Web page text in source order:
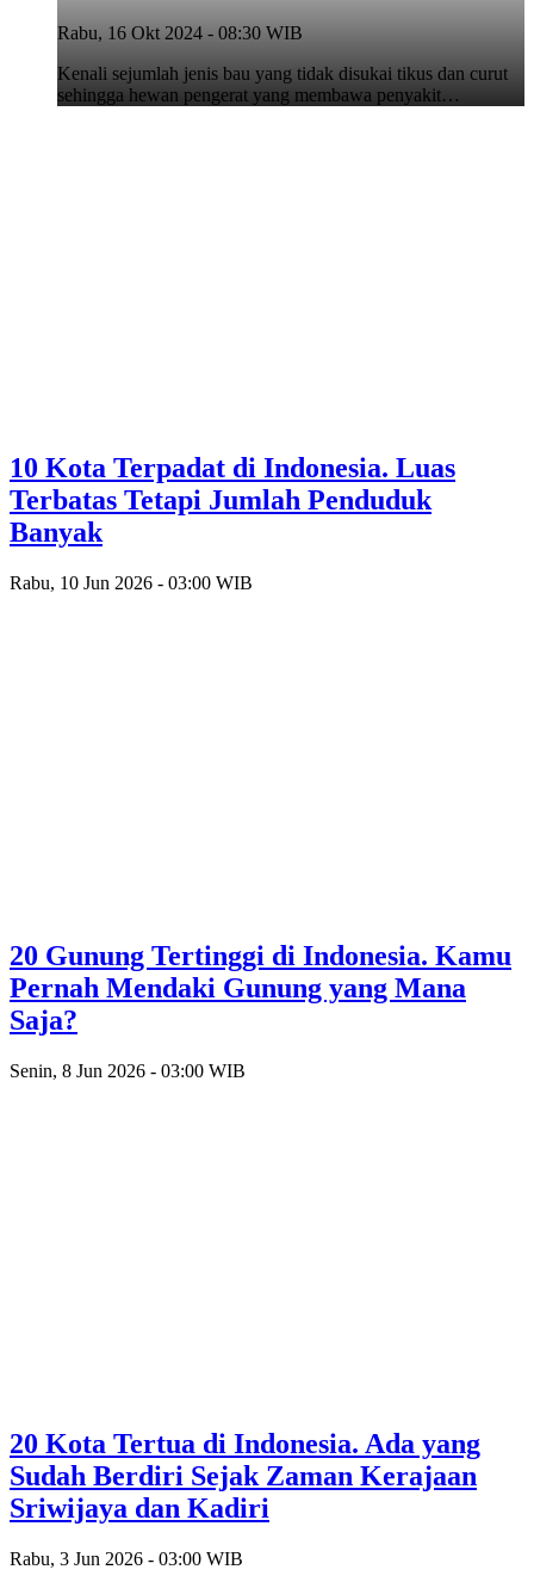
Rabu, 16 Okt 2024 - 08:30 WIB
Kenali sejumlah jenis bau yang tidak disukai tikus dan curut
sehingga hewan pengerat yang membawa penyakit…
10 Kota Terpadat di Indonesia. Luas
Terbatas Tetapi Jumlah Penduduk
Banyak
Rabu, 10 Jun 2026 - 03:00 WIB
20 Gunung Tertinggi di Indonesia. Kamu
Pernah Mendaki Gunung yang Mana
Saja?
Senin, 8 Jun 2026 - 03:00 WIB
20 Kota Tertua di Indonesia. Ada yang
Sudah Berdiri Sejak Zaman Kerajaan
Sriwijaya dan Kadiri
Rabu, 3 Jun 2026 - 03:00 WIB